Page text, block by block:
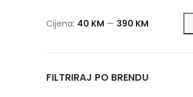
Minimalna
Maksimalna
Cijena: 40 KM — 390 KM
FILTRIRAJ PO BRENDU